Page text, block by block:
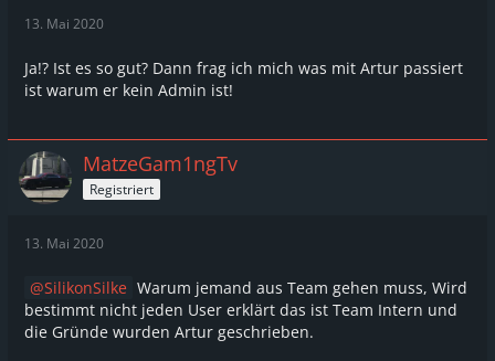
- Ingame Käufe für 5€ / 10€ die man
- Abstimmungen für TS3 Voice Plugins
werden wegen Streamern abgebrochen
weil diese über Ingame Voice reden
wollen!
wenn Grand Thaft Auto V den Online Multiplayer
eingestellt hat!
Denn hier können sie random Ballern ihr Fahrzeug
13. Mai 2020
Ja!? Ist es so gut? Dann frag ich mich was mit Artur passiert
ist warum er kein Admin ist!
MatzeGam1ngTv
Registriert
13. Mai 2020
SilikonSilke Warum jemand aus Team gehen muss, Wird
bestimmt nicht jeden User erklärt das ist Team Intern und
die Gründe wurden Artur geschrieben.